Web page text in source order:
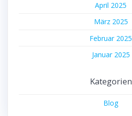
April 2025
März 2025
Februar 2025
Januar 2025
Kategorien
Blog